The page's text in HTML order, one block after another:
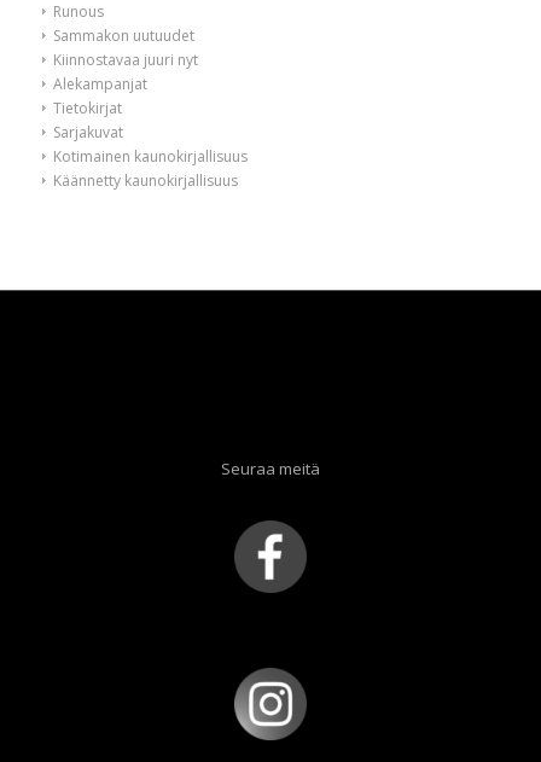
Runous
Sammakon uutuudet
Kiinnostavaa juuri nyt
Alekampanjat
Tietokirjat
Sarjakuvat
Kotimainen kaunokirjallisuus
Käännetty kaunokirjallisuus
Seuraa meitä